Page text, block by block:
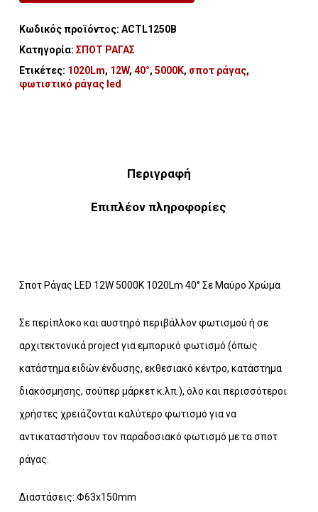
Κωδικός προϊόντος: ACTL1250B
Κατηγορία: ΣΠΟΤ ΡΑΓΑΣ
Ετικέτες: 1020Lm, 12W, 40°, 5000Κ, σποτ ράγας,
φωτιστικό ράγας led
Περιγραφή
Επιπλέον πληροφορίες
Σποτ Ράγας LED 12W 5000Κ 1020Lm 40° Σε Μαύρο Χρώμα
Σε περίπλοκο και αυστηρό περιβάλλον φωτισμού ή σε
αρχιτεκτoνικά project για εμπορικό φωτισμό (όπως
κατάστημα ειδών ένδυσης, εκθεσιακό κέντρο, κατάστημα
διακόσμησης, σούπερ μάρκετ κ.λπ.), όλο και περισσότεροι
χρήστες χρειάζονται καλύτερο φωτισμό για να
αντικαταστήσουν τον παραδοσιακό φωτισμό με τα σποτ
ράγας.
Διαστάσεις: Φ63x150mm